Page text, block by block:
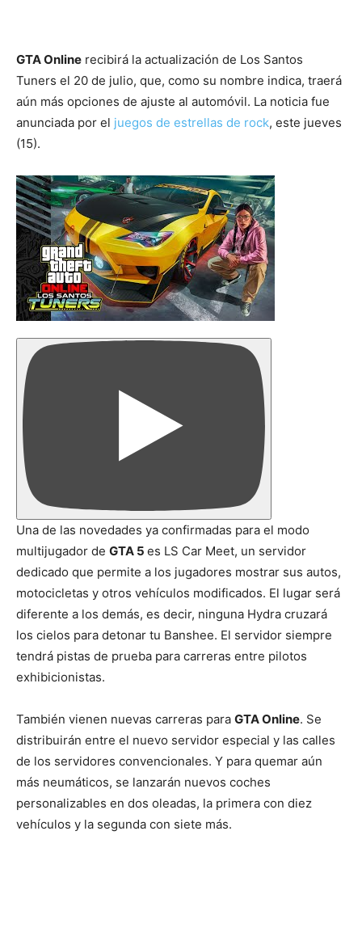
GTA Online recibirá la actualización de Los Santos
Tuners el 20 de julio, que, como su nombre indica, traerá
aún más opciones de ajuste al automóvil. La noticia fue
anunciada por el juegos de estrellas de rock, este jueves
(15).
Una de las novedades ya confirmadas para el modo
multijugador de GTA 5 es LS Car Meet, un servidor
dedicado que permite a los jugadores mostrar sus autos,
motocicletas y otros vehículos modificados. El lugar será
diferente a los demás, es decir, ninguna Hydra cruzará
los cielos para detonar tu Banshee. El servidor siempre
tendrá pistas de prueba para carreras entre pilotos
exhibicionistas.
También vienen nuevas carreras para GTA Online. Se
distribuirán entre el nuevo servidor especial y las calles
de los servidores convencionales. Y para quemar aún
más neumáticos, se lanzarán nuevos coches
personalizables en dos oleadas, la primera con diez
vehículos y la segunda con siete más.